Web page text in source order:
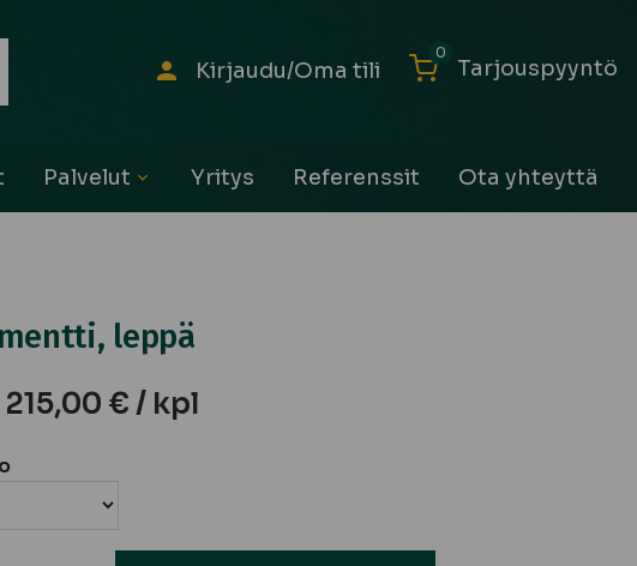
Kirjaudu/Oma tili Tarjouspyyntö
0
Palvelut Yritys Referenssit Ota yhteyttä
leppä
215,00 € / kpl